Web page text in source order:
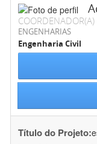
COORDENADOR(A)
ENGENHARIAS
Engenharia Civil
Título do Projeto: